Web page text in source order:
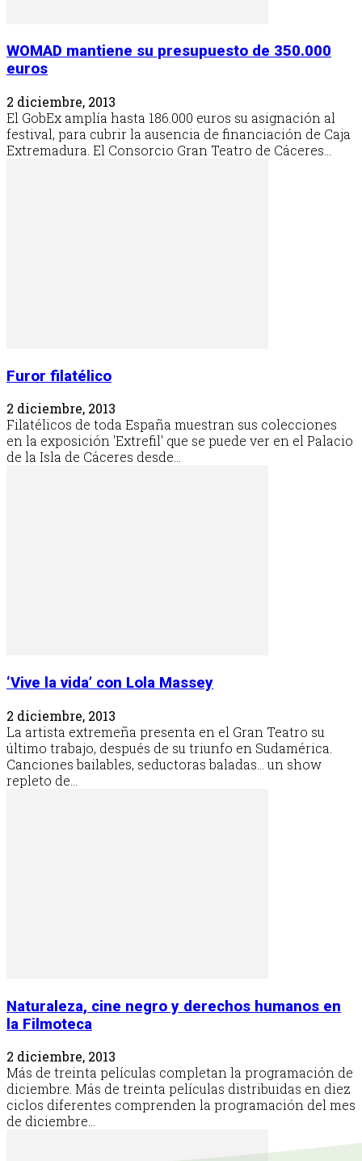
WOMAD mantiene su presupuesto de 350.000
euros
2 diciembre, 2013
El GobEx amplía hasta 186.000 euros su asignación al
festival, para cubrir la ausencia de financiación de Caja
Extremadura. El Consorcio Gran Teatro de Cáceres...
Furor filatélico
2 diciembre, 2013
Filatélicos de toda España muestran sus colecciones
en la exposición 'Extrefil' que se puede ver en el Palacio
de la Isla de Cáceres desde...
‘Vive la vida’ con Lola Massey
2 diciembre, 2013
La artista extremeña presenta en el Gran Teatro su
último trabajo, después de su triunfo en Sudamérica.
Canciones bailables, seductoras baladas… un show
repleto de...
Naturaleza, cine negro y derechos humanos en
la Filmoteca
2 diciembre, 2013
Más de treinta películas completan la programación de
diciembre. Más de treinta películas distribuidas en diez
ciclos diferentes comprenden la programación del mes
de diciembre...